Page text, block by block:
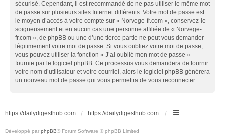
sécurisé. Cependant, il est recommandé de ne pas utiliser le même mot
de passe sur plusieurs sites Internet différents. Votre mot de passe est
le moyen d’accès à votre compte sur « Norvege-fr.com », conservez-le
soigneusement et en aucun cas une personne affiliée de « Norvege-
fr.com », de phpBB ou une d’une tierce partie ne peut vous demander
légitimement votre mot de passe. Si vous oubliez votre mot de passe,
vous pouvez utiliser la fonction « J’ai oublié mon mot de passe »
fournie par le logiciel phpBB. Ce processus vous demandera de fournir
votre nom d’utilisateur et votre courriel, alors le logiciel phpBB générera
un nouveau mot de passe qui vous permettra de vous reconnecter.
https://dailydigesthub.com https://dailydigesthub.com
Développé par phpBB® Forum Software © phpBB Limited